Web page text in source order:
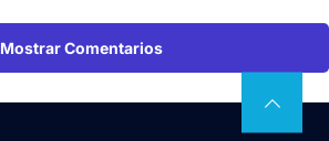
Mostrar Comentarios